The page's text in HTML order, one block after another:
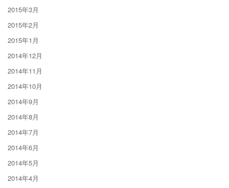
2015年3月
2015年2月
2015年1月
2014年12月
2014年11月
2014年10月
2014年9月
2014年8月
2014年7月
2014年6月
2014年5月
2014年4月